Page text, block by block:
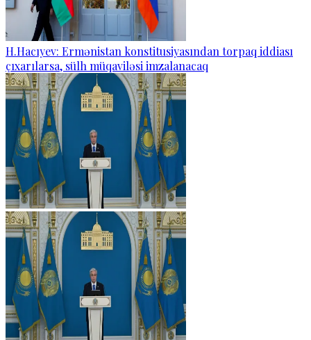
H.Hacıyev: Ermənistan konstitusiyasından torpaq iddiası
çıxarılarsa, sülh müqaviləsi imzalanacaq